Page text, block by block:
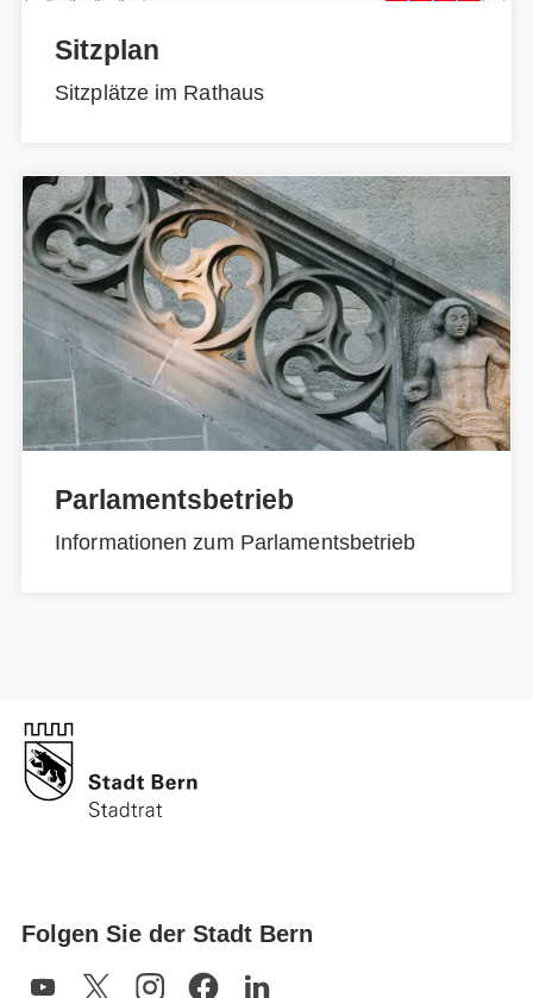
Sitzplan
Sitzplätze im Rathaus
Parlamentsbetrieb
Informationen zum Parlamentsbetrieb
Folgen Sie der Stadt Bern